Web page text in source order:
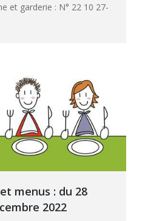
et garderie : N° 22 10 27-
menus : du 28
2022